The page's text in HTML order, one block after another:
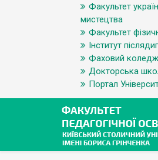
Факультет
мистецтва
Факультет
Інститут
Фаховий коледж
Докторська
Портал